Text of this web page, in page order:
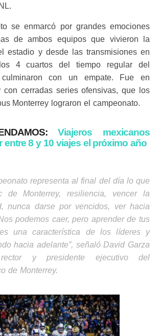
se enmarcó por grandes emociones
de ambos equipos que vivieron la
estadio y desde las transmisiones en
4 cuartos del tiempo regular del
culminaron con un empate. Fue en
con cerradas series ofensivas, que los
Monterrey lograron el campeonato.
Viajeros mexicanos
entre 8 y 10 viajes el próximo año
representa al final del día lo que
Monterrey, resiliencia, vencer la
nunca darse por vencidos, ver hacia
podemos caer, pero aprender de tus
una característica de los líderes y
hacia adelante”, señaló David Garza
rector y presidente ejecutivo del
de Monterrey.